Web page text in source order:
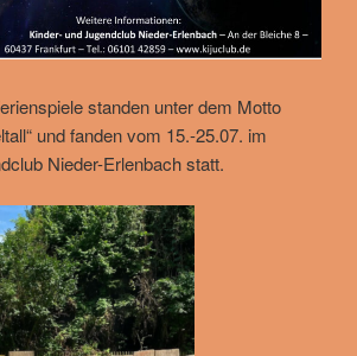
standen unter dem Motto
und fanden vom 15.-25.07. im
Nieder-Erlenbach statt.